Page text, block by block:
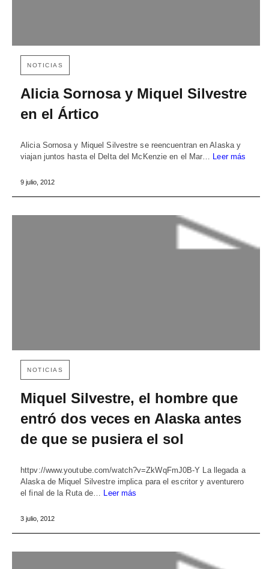
NOTICIAS
Alicia Sornosa y Miquel Silvestre
en el Ártico
Alicia Sornosa y Miquel Silvestre se reencuentran en Alaska y
viajan juntos hasta el Delta del McKenzie en el Mar… Leer más
9 julio, 2012
NOTICIAS
Miquel Silvestre, el hombre que
entró dos veces en Alaska antes
de que se pusiera el sol
httpv://www.youtube.com/watch?v=ZkWqFmJ0B-Y La llegada a
Alaska de Miquel Silvestre implica para el escritor y aventurero
el final de la Ruta de…
Leer más
3 julio, 2012